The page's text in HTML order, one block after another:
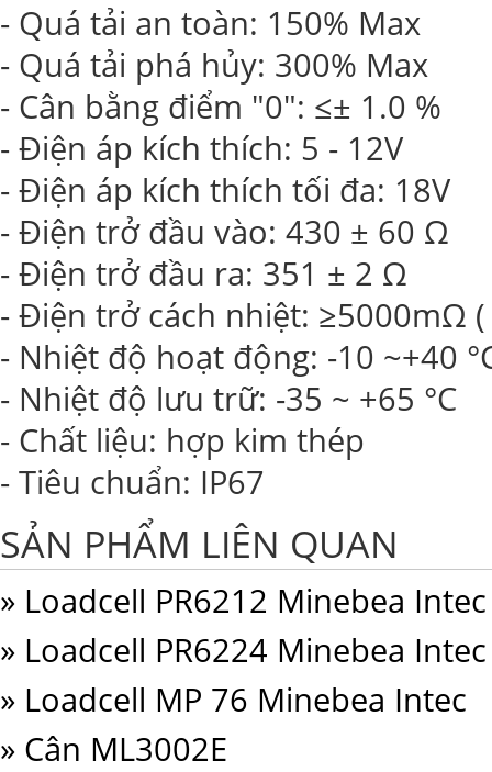
- Quá tải an toàn: 150% Max
- Quá tải phá hủy: 300% Max
- Cân bằng điểm "0": ≤± 1.0 %
- Điện áp kích thích: 5 - 12V
- Điện áp kích thích tối đa: 18V
- Điện trở đầu vào: 430 ± 60 Ω
- Điện trở đầu ra: 351 ± 2 Ω
- Điện trở cách nhiệt: ≥5000mΩ (
- Nhiệt độ hoạt động: -10 ~+40
- Nhiệt độ lưu trữ: -35 ~ +65 °C
- Chất liệu: hợp kim thép
- Tiêu chuẩn: IP67
SẢN PHẨM LIÊN QUAN
» Loadcell PR6212 Minebea Intec
» Loadcell PR6224 Minebea Intec
» Loadcell MP 76 Minebea Intec
» Cân ML3002E